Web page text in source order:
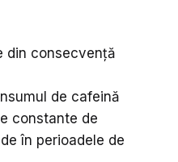
din consecvență
de cafeină
constante de
în perioadele de